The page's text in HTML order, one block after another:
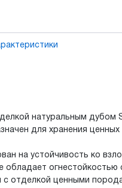
натуральным дубом
для хранения
на устойчивость ко
обладает огнестойкостью
с отделкой ценными